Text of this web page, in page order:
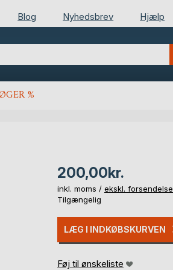
Blog Nyhedsbrev Hjælp
%
200,00kr.
inkl. moms / ekskl. forsendelse
Tilgængelig
LÆG I INDKØBSKURVEN
Føj til ønskeliste